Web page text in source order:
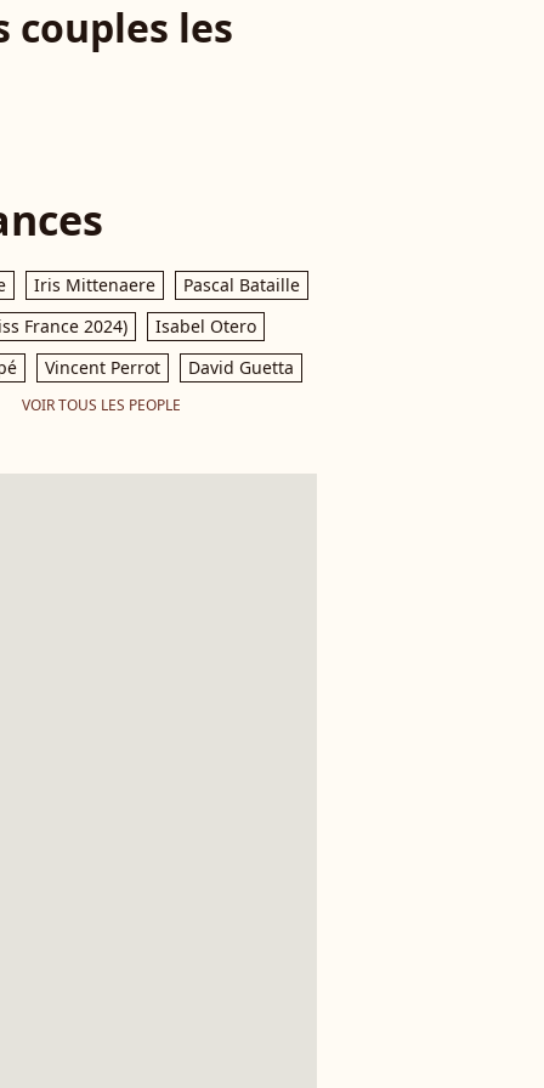
couples les
Iris Mittenaere
Pascal Bataille
France 2024)
Isabel Otero
Vincent Perrot David Guetta
VOIR TOUS LES PEOPLE